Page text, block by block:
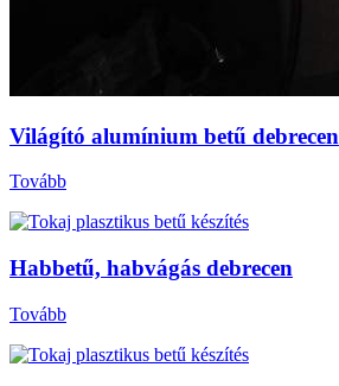
Világító alumínium betű debrecen
Tovább
Habbetű, habvágás debrecen
Tovább